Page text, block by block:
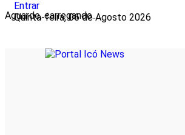
Aguarde, carregando...
Entrar
Quinta-feira, 06 de Agosto 2026